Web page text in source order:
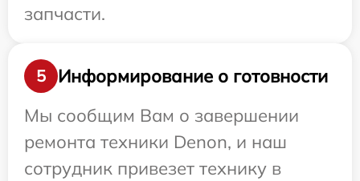
запчасти.
5
Информирование о готовности
Мы сообщим Вам о завершении
ремонта техники Denon, и наш
сотрудник привезет технику в